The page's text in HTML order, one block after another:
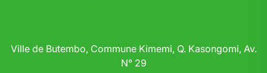
Ville de Butembo, Commune Kimemi, Q. Kasongomi, Av.
N° 29